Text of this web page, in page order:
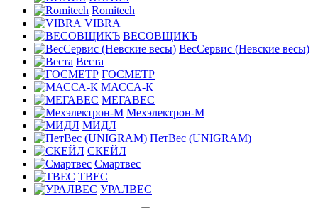
Romitech
VIBRA
ВЕСОВЩИКЪ
ВесСервис (Невские весы)
Веста
ГОСМЕТР
МАССА-К
МЕГАВЕС
Мехэлектрон-М
МИДЛ
ПетВес (UNIGRAM)
СКЕЙЛ
Смартвес
ТВЕС
УРАЛВЕС